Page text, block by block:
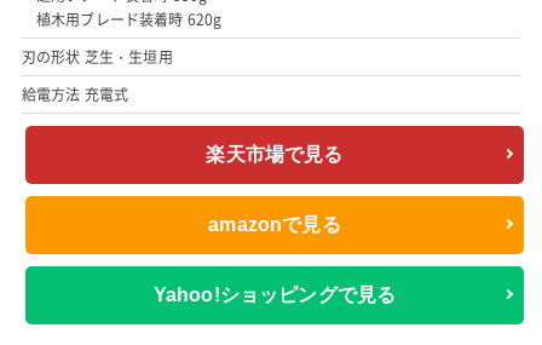
植木用ブレード装着時 620g
刃の形状 芝生・生垣用
給電方法 充電式
楽天市場で見る
amazonで見る
Yahoo!ショッピングで見る